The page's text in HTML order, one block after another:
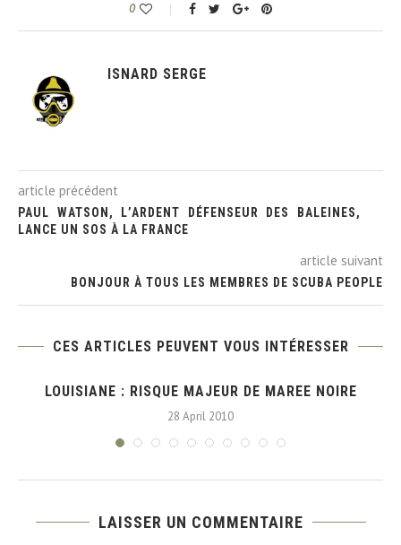
0
ISNARD SERGE
article précédent
PAUL WATSON, L’ARDENT DÉFENSEUR DES BALEINES,
LANCE UN SOS À LA FRANCE
article suivant
BONJOUR À TOUS LES MEMBRES DE SCUBA PEOPLE
CES ARTICLES PEUVENT VOUS INTÉRESSER
LOUISIANE : RISQUE MAJEUR DE MAREE NOIRE
28 April 2010
LAISSER UN COMMENTAIRE